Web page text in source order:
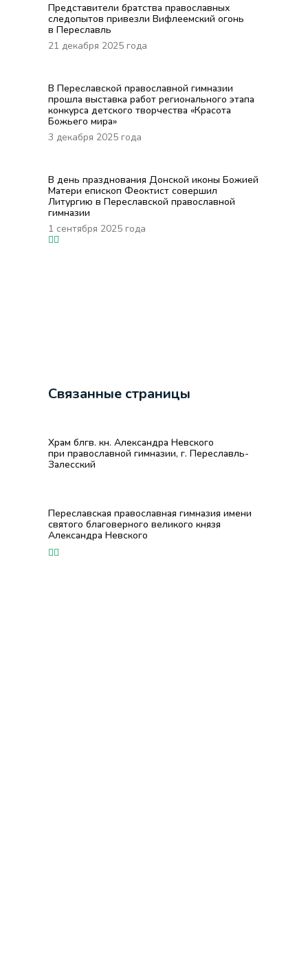
Представители братства православных
следопытов привезли Вифлеемский огонь
в Переславль
21 декабря 2025 года
В Переславской православной гимназии
прошла выставка работ регионального этапа
конкурса детского творчества «Красота
Божьего мира»
3 декабря 2025 года
В день празднования Донской иконы Божией
Матери епископ Феоктист совершил
Литургию в Переславской православной
гимназии
1 сентября 2025 года
Связанные страницы
Храм блгв. кн. Александра Невского
при православной гимназии, г. Переславль-
Залесский
Переславская православная гимназия имени
святого благоверного великого князя
Александра Невского